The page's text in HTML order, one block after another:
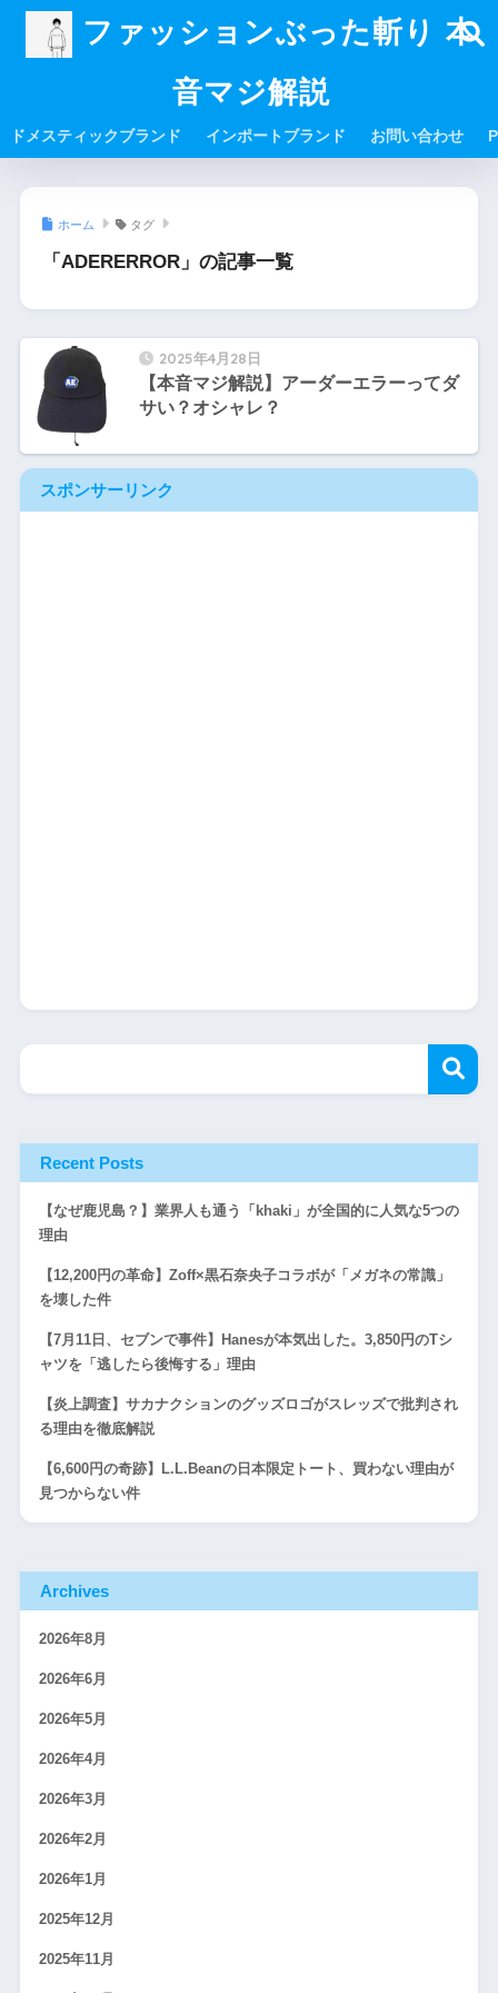
ファッションぶった斬り 本
音マジ解説
ドメスティックブランド インポートブランド お問い合わせ
ホーム タグ
「ADERERROR」の記事一覧
2025年4月28日
【本音マジ解説】アーダーエラーってダ
サい？オシャレ？
スポンサーリンク
Recent Posts
【なぜ鹿児島？】業界人も通う「khaki」が全国的に人気な5つの
理由
【12,200円の革命】Zoff×黒石奈央子コラボが「メガネの常識」
を壊した件
【7月11日、セブンで事件】Hanesが本気出した。3,850円のTシ
ャツを「逃したら後悔する」理由
【炎上調査】サカナクションのグッズロゴがスレッズで批判され
る理由を徹底解説
【6,600円の奇跡】L.L.Beanの日本限定トート、買わない理由が
見つからない件
Archives
2026年8月
2026年6月
2026年5月
2026年4月
2026年3月
2026年2月
2026年1月
2025年12月
2025年11月